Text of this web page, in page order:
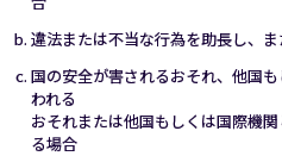
違法または不当な行為を助長し、
国の安全が害されるおそれ、他国
われる
おそれまたは他国もしくは国際機
る場合